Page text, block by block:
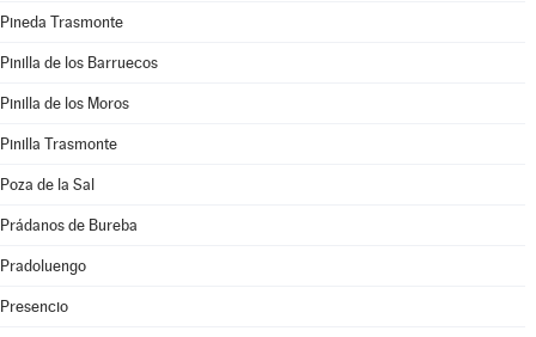
Pineda Trasmonte
Pinilla de los Barruecos
Pinilla de los Moros
Pinilla Trasmonte
Poza de la Sal
Prádanos de Bureba
Pradoluengo
Presencio